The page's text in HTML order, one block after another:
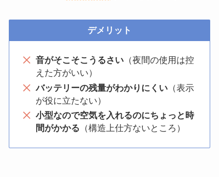
デメリット
音がそこそこうるさい（夜間の使用は控
えた方がいい）
バッテリーの残量がわかりにくい（表示
が役に立たない）
小型なので空気を入れるのにちょっと時
間がかかる （構造上仕方ないところ）